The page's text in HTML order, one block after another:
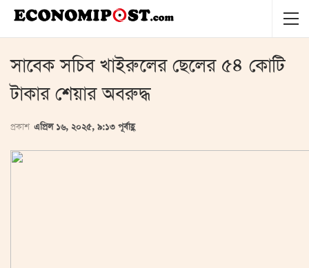
সাবেক সচিব খাইরুলের ছেলের ৫৪ কোটি
টাকার শেয়ার অবরুদ্ধ
প্রকাশ এপ্রিল ১৬, ২০২৫, ৯:১৩ পূর্বাহ্ণ